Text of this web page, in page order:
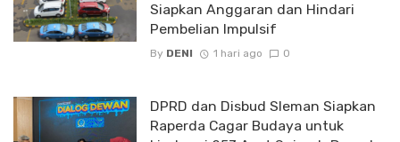
Siapkan Anggaran dan Hindari
Pembelian Impulsif
By DENI 1 hari ago 0
DPRD dan Disbud Sleman Siapkan
Raperda Cagar Budaya untuk